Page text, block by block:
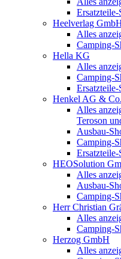
Ersatzteile-
Heelverlag
Alles
Camping-
Hella KG
Alles
Camping-
Ersatzteile-
Henkel AG &
Alles
Teroson
Ausbau-
Camping-
Ersatzteile-
HEOSolution
Alles
Ausbau-
Camping-
Herr Christian
Alles
Camping-
Herzog GmbH
Alles